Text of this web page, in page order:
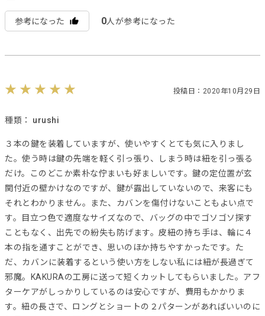
参考になった 0人が参考になった
投稿日：2020年10月29日
種類： urushi
３本の鍵を装着していますが、使いやすくとても気に入りまし
た。使う時は鍵の先端を軽く引っ張り、しまう時は紐を引っ張る
だけ。このどこか素朴な佇まいも好ましいです。鍵の定位置が玄
関付近の壁かけなのですが、鍵が露出していないので、来客にも
それとわかりません。また、カバンを傷付けないこともよい点で
す。目立つ色で適度なサイズなので、バッグの中でゴソゴソ探す
こともなく、出先での紛失も防げます。皮紐の持ち手は、輪に４
本の指を通すことができ、思いのほか持ちやすかったです。た
だ、カバンに装着するという使い方をしない私には紐が長過ぎて
邪魔。KAKURAの工房に送って短くカットしてもらいました。アフ
ターケアがしっかりしているのは安心ですが、費用もかかりま
す。紐の長さで、ロングとショートの２パターンがあればいいのに